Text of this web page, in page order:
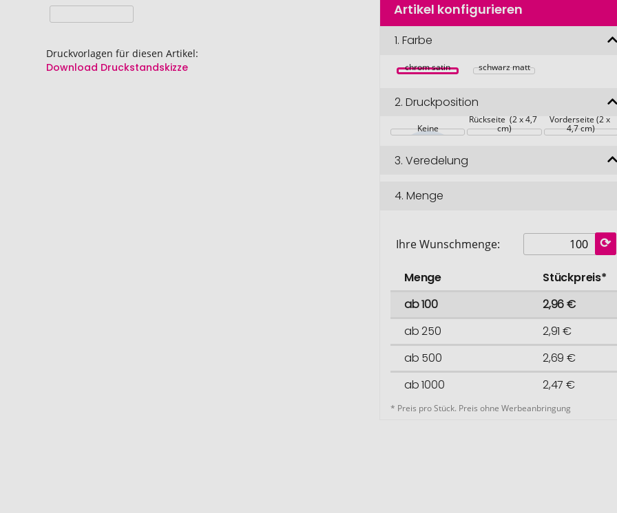
der
springen
Druckvorlagen für diesen Artikel:
Download Druckstandskizze
der
springen
Artikel konfigurieren
1.Farbe
chrom satin schwarz matt
2.Druckposition
Keine
Rückseite  (2 x 4,7
cm)
Vorderseite (2 x
4,7 cm)
3.Veredelung
4.Menge
Ihre Wunschmenge:
Menge
Stückpreis*
ab 100
2,96 €
ab 250
2,91 €
ab 500
2,69 €
ab 1000
2,47 €
* Preis pro Stück. Preis ohne Werbeanbringung